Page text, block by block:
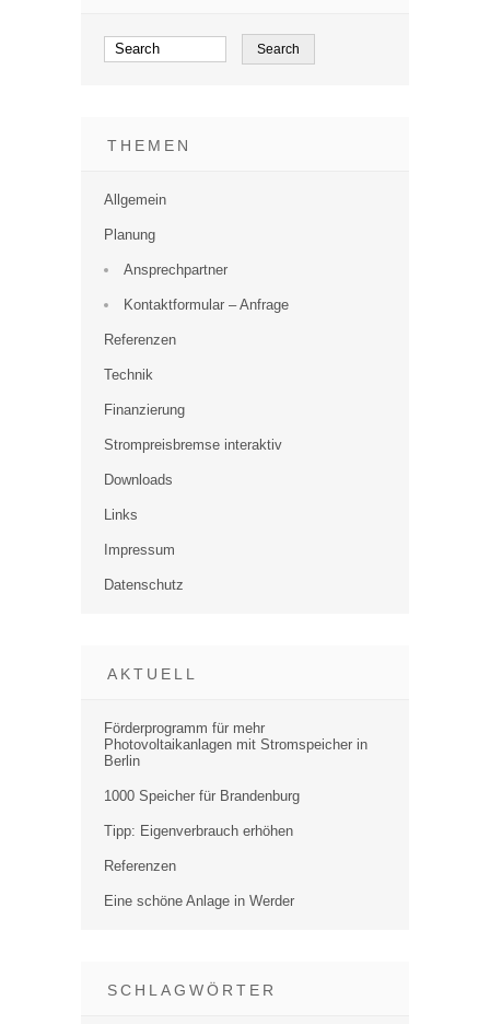
THEMEN
Allgemein
Planung
Ansprechpartner
Kontaktformular – Anfrage
Referenzen
Technik
Finanzierung
Strompreisbremse interaktiv
Downloads
Links
Impressum
Datenschutz
AKTUELL
Förderprogramm für mehr
Photovoltaikanlagen mit Stromspeicher in
Berlin
1000 Speicher für Brandenburg
Tipp: Eigenverbrauch erhöhen
Referenzen
Eine schöne Anlage in Werder
SCHLAGWÖRTER